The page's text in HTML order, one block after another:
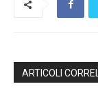
ARTICOLI